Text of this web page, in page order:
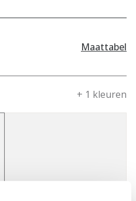
Maattabel
+ 1 kleuren